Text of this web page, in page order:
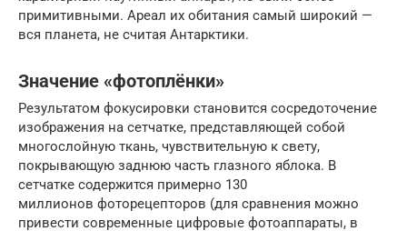
примитивными. Ареал их обитания самый широкий —
вся планета, не считая Антарктики.
Значение «фотоплёнки»
Результатом фокусировки становится сосредоточение
изображения на сетчатке, представляющей собой
многослойную ткань, чувствительную к свету,
покрывающую заднюю часть глазного яблока. В
сетчатке содержится примерно 130
миллионов фоторецепторов (для сравнения можно
привести современные цифровые фотоаппараты, в